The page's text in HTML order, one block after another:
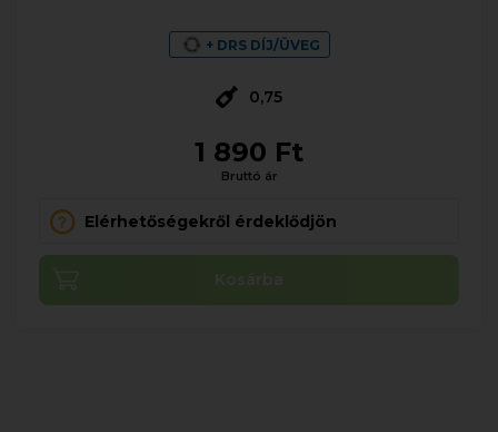
+ DRS DÍJ/ÜVEG
0,75
1 890 Ft
Bruttó ár
Elérhetőségekről érdeklődjön
Kosárba